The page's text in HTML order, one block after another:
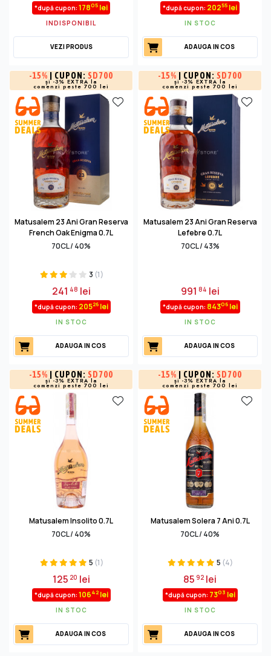
*după cupon: 17805 lei
INDISPONIBIL
VEZI PRODUS
*după cupon: 20255 lei
IN STOC
ADAUGA IN COS
-15% | CUPON: SD700
și -3% EXTRA la
comenzi peste 700 lei
Matusalem 23 Ani Gran Reserva
French Oak Enigma 0.7L
70CL / 40%
3 (1)
241 48 lei
*după cupon: 20526lei
IN STOC
ADAUGA IN COS
-15% | CUPON: SD700
și -3% EXTRA la
comenzi peste 700 lei
Matusalem 23 Ani Gran Reserva
Lefebre 0.7L
70CL / 43%
99184 lei
*după cupon: 84306lei
IN STOC
ADAUGA IN COS
-15% | CUPON: SD700
și -3% EXTRA la
comenzi peste 700 lei
Matusalem Insolito 0.7L
70CL / 40%
5 (1)
125 20 lei
*după cupon: 10642lei
IN STOC
ADAUGA IN COS
-15% | CUPON: SD700
și -3% EXTRA la
comenzi peste 700 lei
Matusalem Solera 7 Ani 0.7L
70CL / 40%
5 (4)
8592 lei
*după cupon: 7303 lei
IN STOC
ADAUGA IN COS